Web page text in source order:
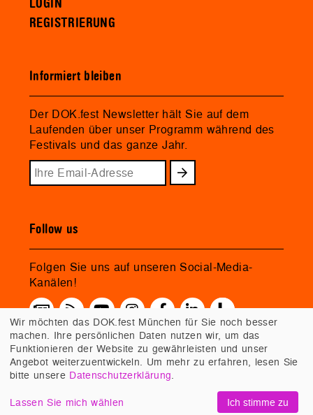
LOGIN
REGISTRIERUNG
Informiert bleiben
Der DOK.fest Newsletter hält Sie auf dem
Laufenden über unser Programm während des
Festivals und das ganze Jahr.
Follow us
Folgen Sie uns auf unseren Social-Media-
Kanälen!
Wir möchten das DOK.fest München für Sie noch besser
machen. Ihre persönlichen Daten nutzen wir, um das
Funktionieren der Website zu gewährleisten und unser
Angebot weiterzuentwickeln. Um mehr zu erfahren, lesen Sie
bitte unsere Datenschutzerklärung.
Lassen Sie mich wählen Ich stimme zu